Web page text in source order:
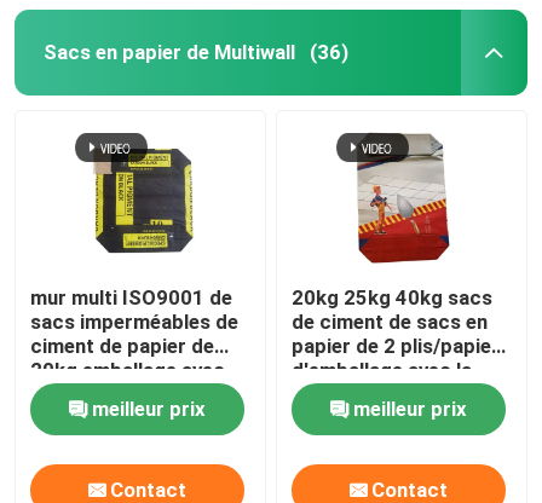
Sacs en papier de Multiwall (36)
mur multi ISO9001 de
sacs imperméables de
ciment de papier de
20kg emballage avec
l'adhésif
meilleur prix
Contact
20kg 25kg 40kg sacs
de ciment de sacs en
papier de 2 plis/papier
d'emballage avec la
poudre adhésive
meilleur prix
Contact